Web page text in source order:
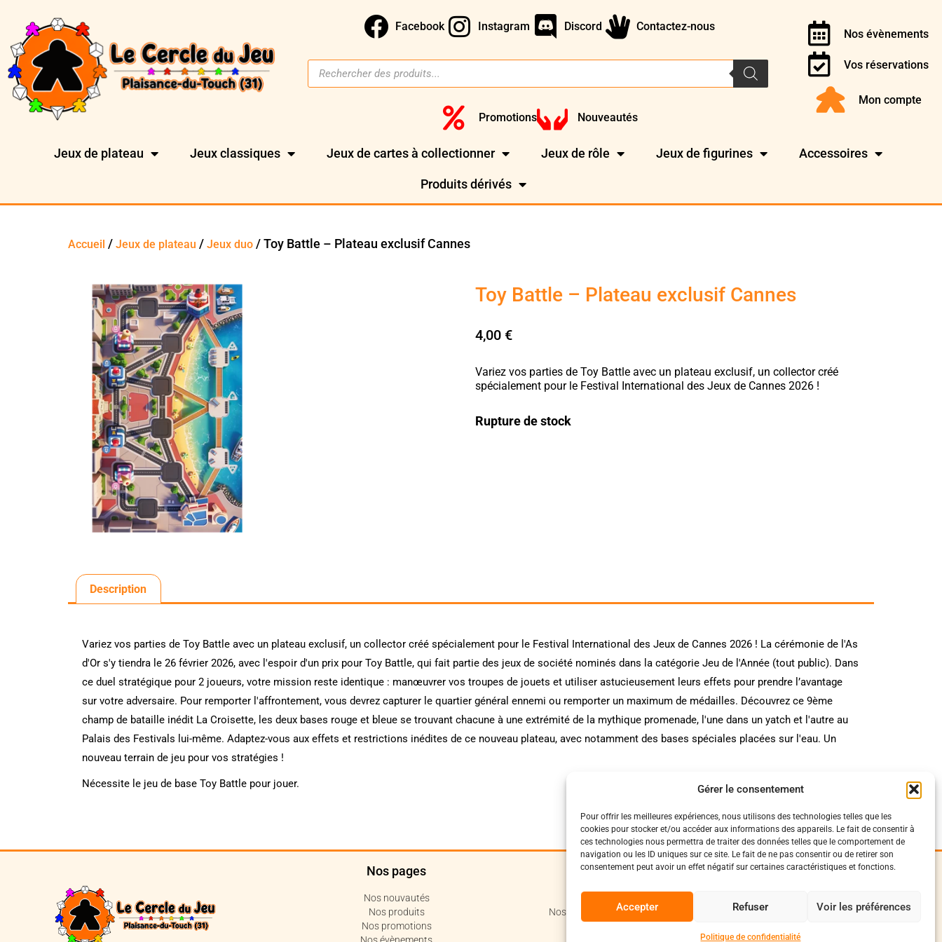
Gérer le consentement
Pour offrir les meilleures expériences, nous utilisons des technologies telles que les
cookies pour stocker et/ou accéder aux informations des appareils. Le fait de consentir à
ces technologies nous permettra de traiter des données telles que le comportement de
navigation ou les ID uniques sur ce site. Le fait de ne pas consentir ou de retirer son
consentement peut avoir un effet négatif sur certaines caractéristiques et fonctions.
Accepter Refuser Voir les préférences
Politique de confidentialité
Facebook Instagram Discord Contactez-nous
Promotions Nouveautés
Nos évènements
Vos réservations
Mon compte
Jeux de plateau Jeux classiques Jeux de cartes à collectionner Jeux de rôle Jeux de figurines Accessoires
Produits dérivés
Accueil /Jeux de plateau /Jeux duo / Toy Battle – Plateau exclusif Cannes
Toy Battle – Plateau exclusif Cannes
4,00 €
Variez vos parties de Toy Battle avec un plateau exclusif, un collector créé
spécialement pour le Festival International des Jeux de Cannes 2026 !
Rupture de stock
Description
Variez vos parties de Toy Battle avec un plateau exclusif, un collector créé spécialement pour le Festival International des Jeux de Cannes 2026 ! La cérémonie de l'As
d'Or s'y tiendra le 26 février 2026, avec l'espoir d'un prix pour Toy Battle, qui fait partie des jeux de société nominés dans la catégorie Jeu de l'Année (tout public). Dans
ce duel stratégique pour 2 joueurs, votre mission reste identique : manœuvrer vos troupes de jouets et utiliser astucieusement leurs effets pour prendre l’avantage
sur votre adversaire. Pour remporter l'affrontement, vous devrez capturer le quartier général ennemi ou remporter un maximum de médailles. Découvrez ce 9ème
champ de bataille inédit La Croisette, les deux bases rouge et bleue se trouvant chacune à une extrémité de la mythique promenade, l'une dans un yatch et l'autre au
Palais des Festivals lui-même. Adaptez-vous aux effets et restrictions inédites de ce nouveau plateau, avec notamment des bases spéciales placées sur l'eau. Un
nouveau terrain de jeu pour vos stratégies !
Nécessite le jeu de base Toy Battle pour jouer.
Nos pages
Nos nouvautés
Nos produits
Nos promotions
Politiques
Politique de confidentialité
Nos conditions de vente et livraison
Suivez-Nous
Facebook